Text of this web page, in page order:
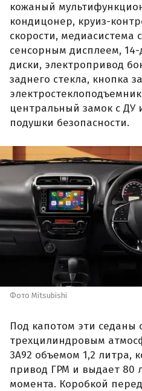
кожаный
кондицонер, круиз-
скорости,
сенсорным дисплеем,
диски, электропривод
заднего стекла, кнопка
центральный замок с ДУ
подушки безопасности.
Фото Mitsubishi
Под капотом эти седаны
трехцилиндровым
3A92 объемом 1,2 литра,
привод ГРМ и выдает 80
момента. Коробкой